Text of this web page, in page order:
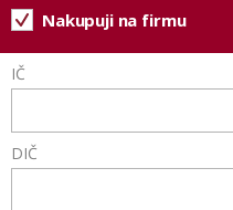
Nakupuji na firmu
IČ
DIČ